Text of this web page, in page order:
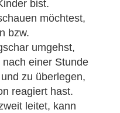
bist.
möchtest,
bzw.
umgehst,
einer Stunde
zu überlegen,
reagiert hast.
leitet, kann